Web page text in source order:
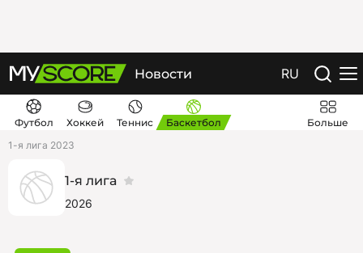
Новости RU
Футбол Хоккей Теннис Баскетбол
Больше
1-я лига 2023
1-я лига
2026